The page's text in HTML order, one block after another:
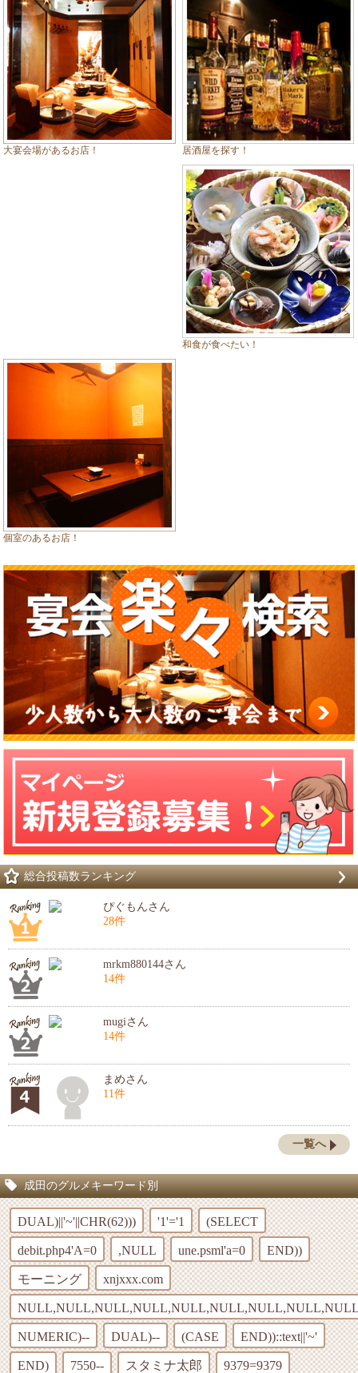
大宴会場があるお店！ 居酒屋を探す！
和食が食べたい！
個室のあるお店！
総合投稿数ランキング
ぴぐもんさん
28件
mrkm880144さん
14件
mugiさん
14件
まめさん
11件
一覧へ
成田のグルメキーワード別
DUAL)||'~'||CHR(62))) '1'='1 (SELECT
debit.php4'A=0 ,NULL une.psml'a=0 END))
モーニング xnjxxx.com
NUMERIC)-- DUAL)-- (CASE END))::text||'~'
END) 7550-- スタミナ太郎 9379=9379